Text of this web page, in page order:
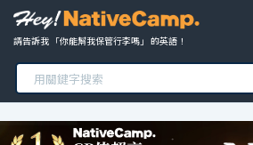
請告訴我 「你能幫我保管行李嗎」 的英語！